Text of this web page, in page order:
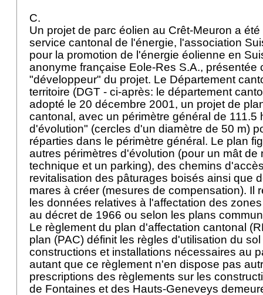
C.
Un projet de parc éolien au Crêt-Meuron a
service cantonal de l'énergie, l'association
pour la promotion de l'énergie éolienne en
anonyme française Eole-Res S.A., présentée
"développeur" du projet. Le Département
territoire (DGT - ci-après: le département
adopté le 20 décembre 2001, un projet de
cantonal, avec un périmètre général de 111.5
d'évolution" (cercles d'un diamètre de 50 m)
réparties dans le périmètre général. Le plan
autres périmètres d'évolution (pour un mât de
technique et un parking), des chemins
revitalisation des pâturages boisés ainsi que
mares à créer (mesures de compensation). Il
les données relatives à l'affectation des
au décret de 1966 ou selon les plans
Le règlement du plan d'affectation cantonal
plan (PAC) définit les règles d'utilisation du
constructions et installations nécessaires au
autant que ce règlement n'en dispose pas
prescriptions des règlements sur les
de Fontaines et des Hauts-Geneveys